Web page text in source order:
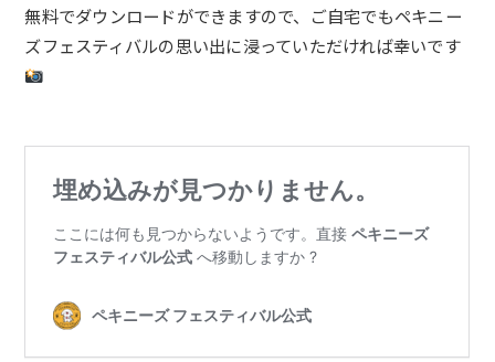
無料でダウンロードができますので、ご自宅でもペキニー
ズフェスティバルの思い出に浸っていただければ幸いです